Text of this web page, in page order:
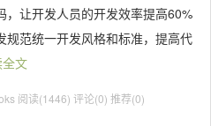
，让开发人员的开发效率提高60%
规范统一开发风格和标准，提高代
文
阅读(1446) 评论(0) 推荐(0)